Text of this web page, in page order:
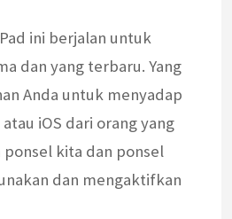
ini berjalan untuk
dan yang terbaru. Yang
Anda untuk menyadap
iOS dari orang yang
ponsel kita dan ponsel
dan mengaktifkan